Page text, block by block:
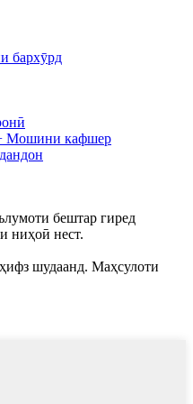
бархӯрд
Мошини кафшер
бештар гиред
ниҳоӣ нест.
шудаанд. Маҳсулоти